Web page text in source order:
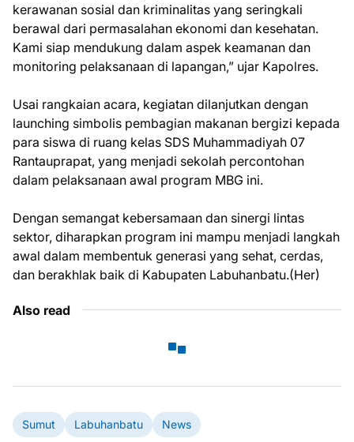
kerawanan sosial dan kriminalitas yang seringkali
berawal dari permasalahan ekonomi dan kesehatan.
Kami siap mendukung dalam aspek keamanan dan
monitoring pelaksanaan di lapangan,” ujar Kapolres.
Usai rangkaian acara, kegiatan dilanjutkan dengan
launching simbolis pembagian makanan bergizi kepada
para siswa di ruang kelas SDS Muhammadiyah 07
Rantauprapat, yang menjadi sekolah percontohan
dalam pelaksanaan awal program MBG ini.
Dengan semangat kebersamaan dan sinergi lintas
sektor, diharapkan program ini mampu menjadi langkah
awal dalam membentuk generasi yang sehat, cerdas,
dan berakhlak baik di Kabupaten Labuhanbatu.(Her)
Also read
Sumut Labuhanbatu News